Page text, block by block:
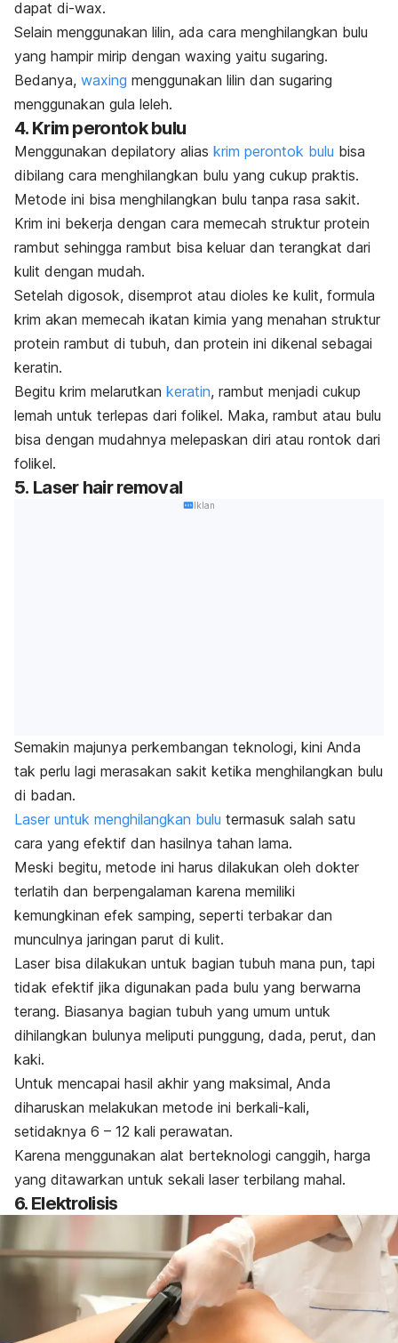
dapat di-wax.
Selain menggunakan lilin, ada cara menghilangkan bulu
yang hampir mirip dengan waxing yaitu sugaring.
Bedanya, waxing menggunakan lilin dan sugaring
menggunakan gula leleh.
4. Krim perontok bulu
Menggunakan depilatory alias krim perontok bulu bisa
dibilang cara menghilangkan bulu yang cukup praktis.
Metode ini bisa menghilangkan bulu tanpa rasa sakit.
Krim ini bekerja dengan cara memecah struktur protein
rambut sehingga rambut bisa keluar dan terangkat dari
kulit dengan mudah.
Setelah digosok, disemprot atau dioles ke kulit, formula
krim akan memecah ikatan kimia yang menahan struktur
protein rambut di tubuh, dan protein ini dikenal sebagai
keratin.
Begitu krim melarutkan keratin, rambut menjadi cukup
lemah untuk terlepas dari folikel. Maka, rambut atau bulu
bisa dengan mudahnya melepaskan diri atau rontok dari
folikel.
5. Laser hair removal
Iklan
Semakin majunya perkembangan teknologi, kini Anda
tak perlu lagi merasakan sakit ketika menghilangkan bulu
di badan.
Laser untuk menghilangkan bulu termasuk salah satu
cara yang efektif dan hasilnya tahan lama.
Meski begitu, metode ini harus dilakukan oleh dokter
terlatih dan berpengalaman karena memiliki
kemungkinan efek samping, seperti terbakar dan
munculnya jaringan parut di kulit.
Laser bisa dilakukan untuk bagian tubuh mana pun, tapi
tidak efektif jika digunakan pada bulu yang berwarna
terang. Biasanya bagian tubuh yang umum untuk
dihilangkan bulunya meliputi punggung, dada, perut, dan
kaki.
Untuk mencapai hasil akhir yang maksimal, Anda
diharuskan melakukan metode ini berkali-kali,
setidaknya 6 – 12 kali perawatan.
Karena menggunakan alat berteknologi canggih, harga
yang ditawarkan untuk sekali laser terbilang mahal.
6. Elektrolisis